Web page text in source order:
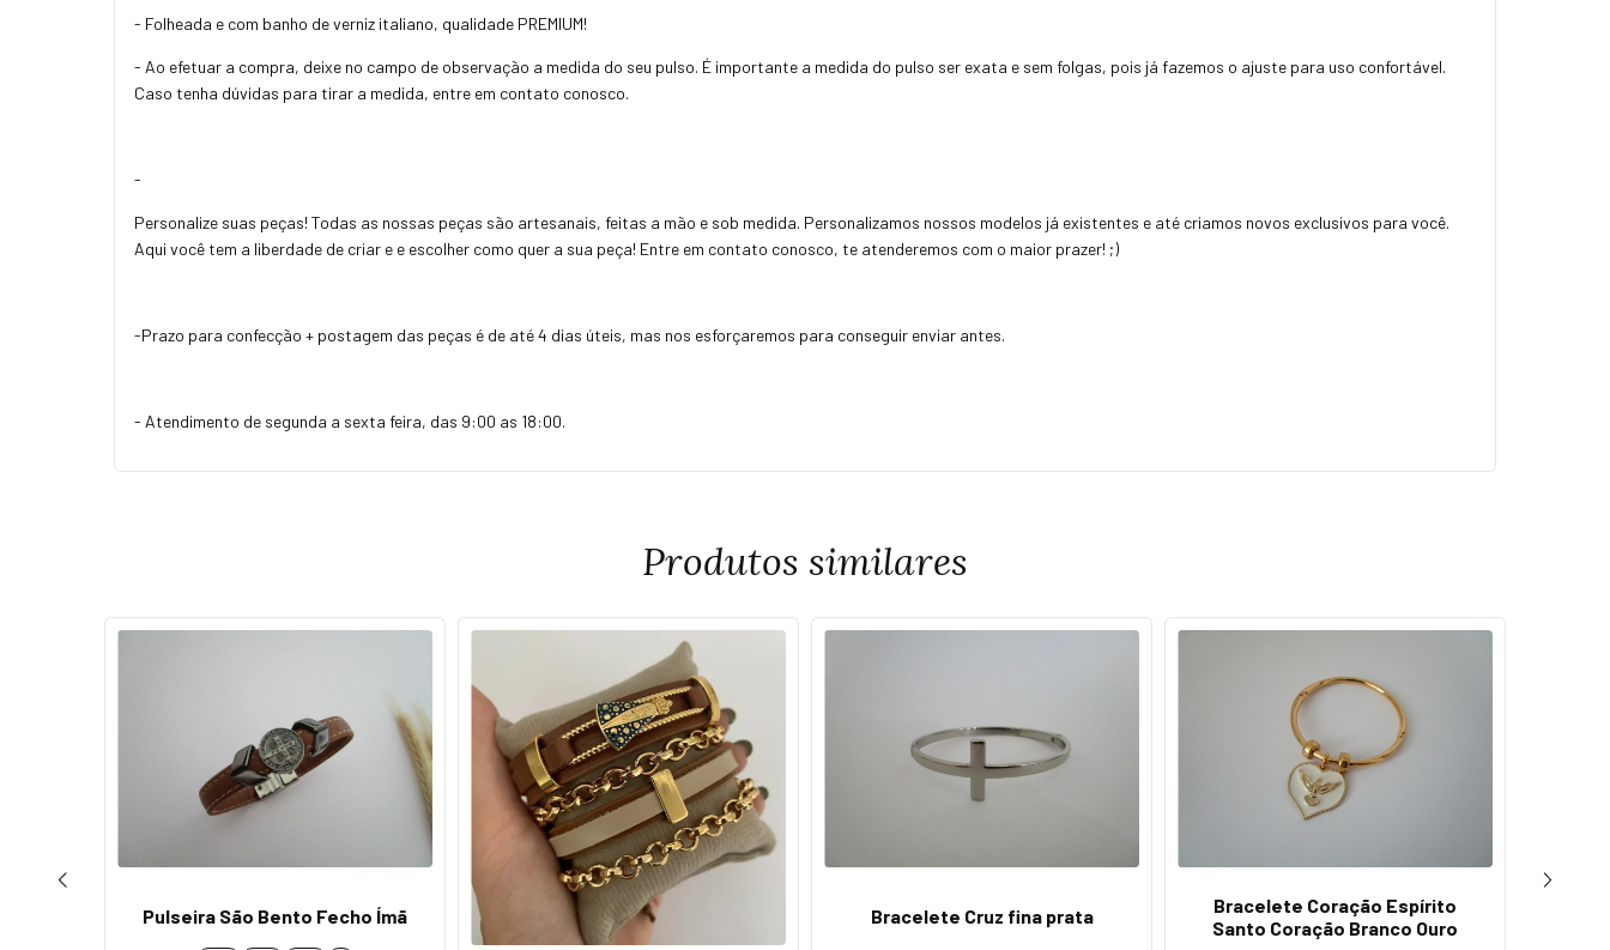
- Folheada e com banho de verniz italiano, qualidade PREMIUM!
- Ao efetuar a compra, deixe no campo de observação a medida do seu pulso. É importante a medida do pulso ser exata e sem folgas, pois já fazemos o ajuste para uso confortável.
Caso tenha dúvidas para tirar a medida, entre em contato conosco.
-
Personalize suas peças! Todas as nossas peças são artesanais, feitas a mão e sob medida. Personalizamos nossos modelos já existentes e até criamos novos exclusivos para você.
Aqui você tem a liberdade de criar e e escolher como quer a sua peça! Entre em contato conosco, te atenderemos com o maior prazer! ;)
-Prazo para confecção + postagem das peças é de até 4 dias úteis, mas nos esforçaremos para conseguir enviar antes.
- Atendimento de segunda a sexta feira, das 9:00 as 18:00.
Produtos similares
Pulseira São Bento Fecho Ímã Bracelete Cruz fina prata
Bracelete Coração Espírito
Santo Coração Branco Ouro